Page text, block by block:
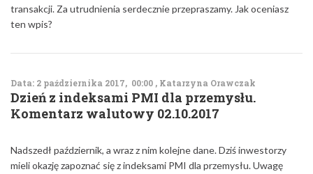
transakcji. Za utrudnienia serdecznie przepraszamy. Jak oceniasz
ten wpis?
Data: 2 października 2017, 00:00 , Katarzyna Orawczak
Dzień z indeksami PMI dla przemysłu.
Komentarz walutowy 02.10.2017
Nadszedł październik, a wraz z nim kolejne dane. Dziś inwestorzy
mieli okazję zapoznać się z indeksami PMI dla przemysłu. Uwagę